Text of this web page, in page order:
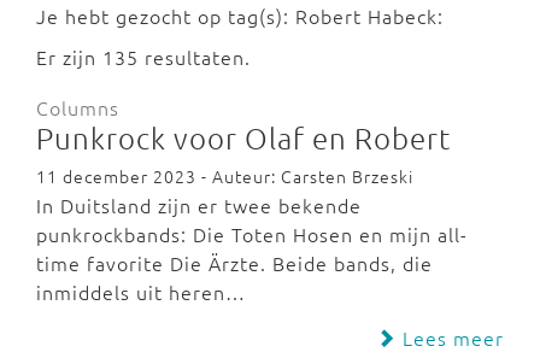
Je hebt gezocht op tag(s): Robert Habeck:
Er zijn 135 resultaten.
Columns
Punkrock voor Olaf en Robert
11 december 2023 - Auteur: Carsten Brzeski
In Duitsland zijn er twee bekende
punkrockbands: Die Toten Hosen en mijn all-
time favorite Die Ärzte. Beide bands, die
inmiddels uit heren…
Lees meer